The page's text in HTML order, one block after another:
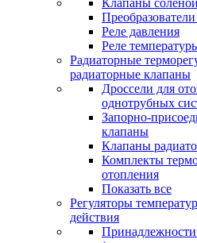
Клапаны
Реле давления
Реле
Радиаторные
радиаторные клапаны
Дроссели для
однотрубных
Запорно-
клапаны
Клапаны
Комплекты
отопления
Показать все
Регуляторы
действия
Принадлежности